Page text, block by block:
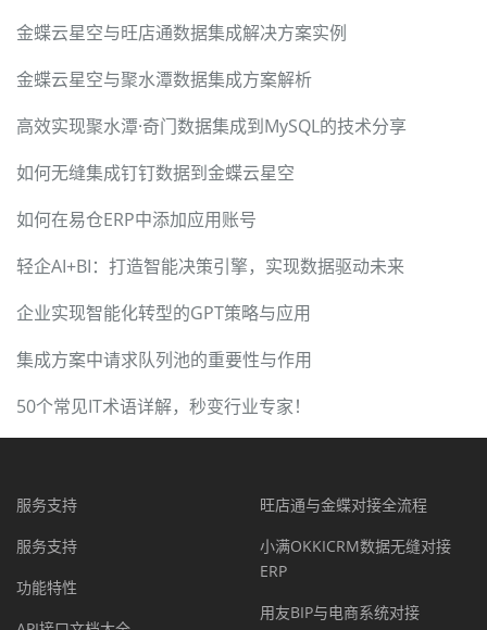
金蝶云星空与旺店通数据集成解决方案实例
金蝶云星空与聚水潭数据集成方案解析
高效实现聚水潭·奇门数据集成到MySQL的技术分享
如何无缝集成钉钉数据到金蝶云星空
如何在易仓ERP中添加应用账号
轻企AI+BI：打造智能决策引擎，实现数据驱动未来
企业实现智能化转型的GPT策略与应用
集成方案中请求队列池的重要性与作用
50个常见IT术语详解，秒变行业专家！
服务支持
服务支持
功能特性
旺店通与金蝶对接全流程
小满OKKICRM数据无缝对接
ERP
用友BIP与电商系统对接